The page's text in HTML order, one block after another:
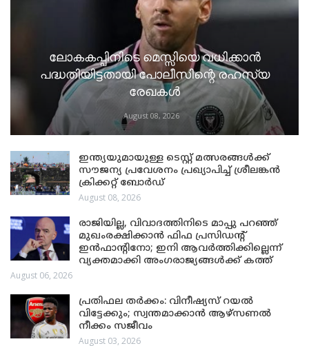
ലോകകപ്പിനിടെ മെസ്സിയെ വധിക്കാൻ
പദ്ധതിയിട്ടതായി പോലീസിന്റെ രഹസ്യ
രേഖകൾ
August 08, 2026
ഇന്ത്യയുമായുള്ള ടെസ്റ്റ് മത്സരങ്ങൾക്ക്
സൗജന്യ പ്രവേശനം പ്രഖ്യാപിച്ച് ശ്രീലങ്കൻ
ക്രിക്കറ്റ് ബോർഡ്
August 08, 2026
രാജിയില്ല, വിവാദത്തിനിടെ മാപ്പു പറഞ്ഞ്
മുഖംരക്ഷിക്കാൻ ഫിഫ പ്രസിഡന്റ്
ഇൻഫാന്റിനോ; ഇനി ആവർത്തിക്കില്ലെന്ന്
വ്യക്തമാക്കി അംഗരാജ്യങ്ങൾക്ക് കത്ത്
August 06, 2026
പ്രതിഫല തർക്കം: വിനീഷ്യസ് റയൽ
വിട്ടേക്കും; സ്വന്തമാക്കാൻ ആഴ്സണൽ
നീക്കം സജീവം
August 03, 2026